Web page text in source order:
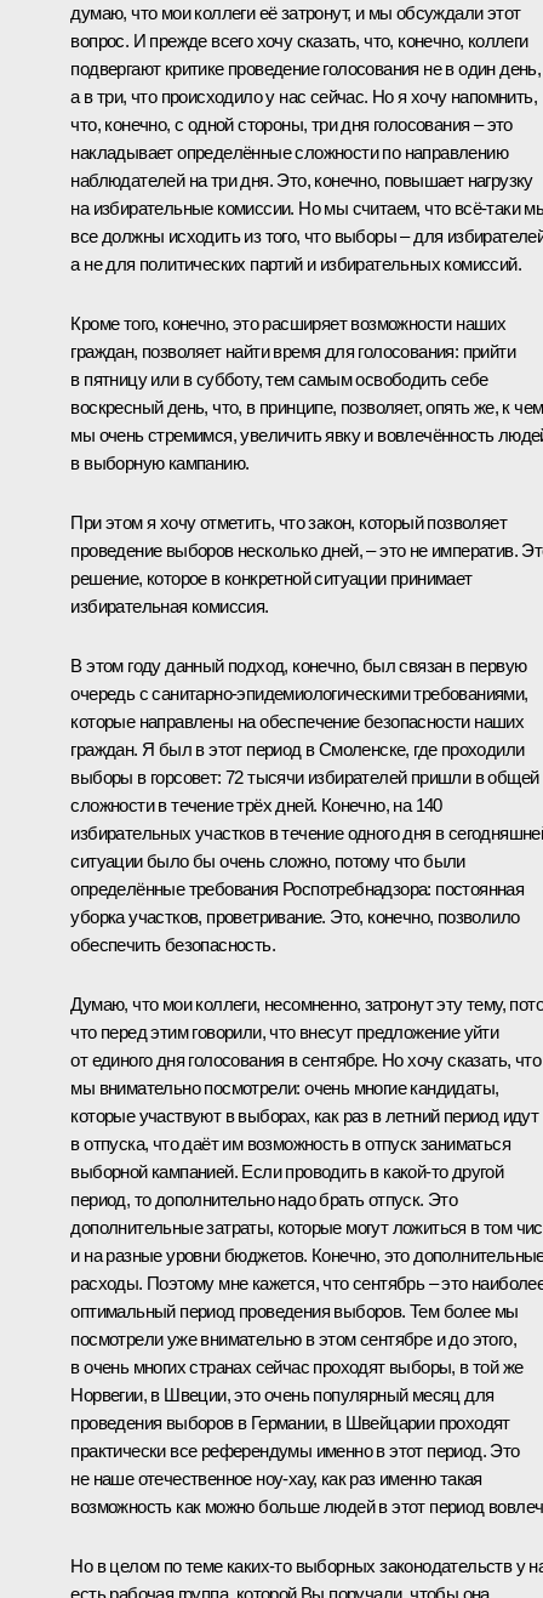
думаю, что мои коллеги её затронут, и мы обсуждали этот
вопрос. И прежде всего хочу сказать, что, конечно, коллеги
подвергают критике проведение голосования не в один день,
а в три, что происходило у нас сейчас. Но я хочу напомнить,
что, конечно, с одной стороны, три дня голосования – это
накладывает определённые сложности по направлению
наблюдателей на три дня. Это, конечно, повышает нагрузку
на избирательные комиссии. Но мы считаем, что всё-таки
все должны исходить из того, что выборы – для
а не для политических партий и избирательных комиссий.
Кроме того, конечно, это расширяет возможности наших
граждан, позволяет найти время для голосования: прийти
в пятницу или в субботу, тем самым освободить себе
воскресный день, что, в принципе, позволяет, опять же, к
мы очень стремимся, увеличить явку и вовлечённость
в выборную кампанию.
При этом я хочу отметить, что закон, который позволяет
проведение выборов несколько дней, – это не императив.
решение, которое в конкретной ситуации принимает
избирательная комиссия.
В этом году данный подход, конечно, был связан в первую
очередь с санитарно-эпидемиологическими требованиями,
которые направлены на обеспечение безопасности наших
граждан. Я был в этот период в Смоленске, где проходили
выборы в горсовет: 72 тысячи избирателей пришли в общей
сложности в течение трёх дней. Конечно, на 140
избирательных участков в течение одного дня в
ситуации было бы очень сложно, потому что были
определённые требования Роспотребнадзора: постоянная
уборка участков, проветривание. Это, конечно, позволило
обеспечить безопасность.
Думаю, что мои коллеги, несомненно, затронут эту тему,
что перед этим говорили, что внесут предложение уйти
от единого дня голосования в сентябре. Но хочу сказать, что
мы внимательно посмотрели: очень многие кандидаты,
которые участвуют в выборах, как раз в летний период идут
в отпуска, что даёт им возможность в отпуск заниматься
выборной кампанией. Если проводить в какой-то другой
период, то дополнительно надо брать отпуск. Это
дополнительные затраты, которые могут ложиться в том
и на разные уровни бюджетов. Конечно, это
расходы. Поэтому мне кажется, что сентябрь – это
оптимальный период проведения выборов. Тем более мы
посмотрели уже внимательно в этом сентябре и до этого,
в очень многих странах сейчас проходят выборы, в той же
Норвегии, в Швеции, это очень популярный месяц для
проведения выборов в Германии, в Швейцарии проходят
практически все референдумы именно в этот период. Это
не наше отечественное ноу-хау, как раз именно такая
возможность как можно больше людей в этот период
Но в целом по теме каких-то выборных законодательств у
есть рабочая группа, которой Вы поручали, чтобы она